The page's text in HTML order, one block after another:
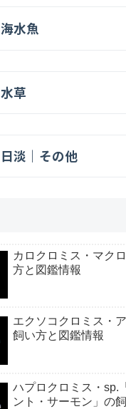
海水魚
水草
日淡｜その他
カロクロミス・マク
方と図鑑情報
エクソコクロミス・
飼い方と図鑑情報
ハプロクロミス・sp.
ント・サーモン」の